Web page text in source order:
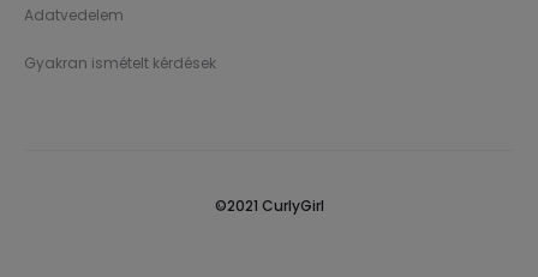
Adatvedelem
Gyakran ismételt kérdések
©2021 CurlyGirl